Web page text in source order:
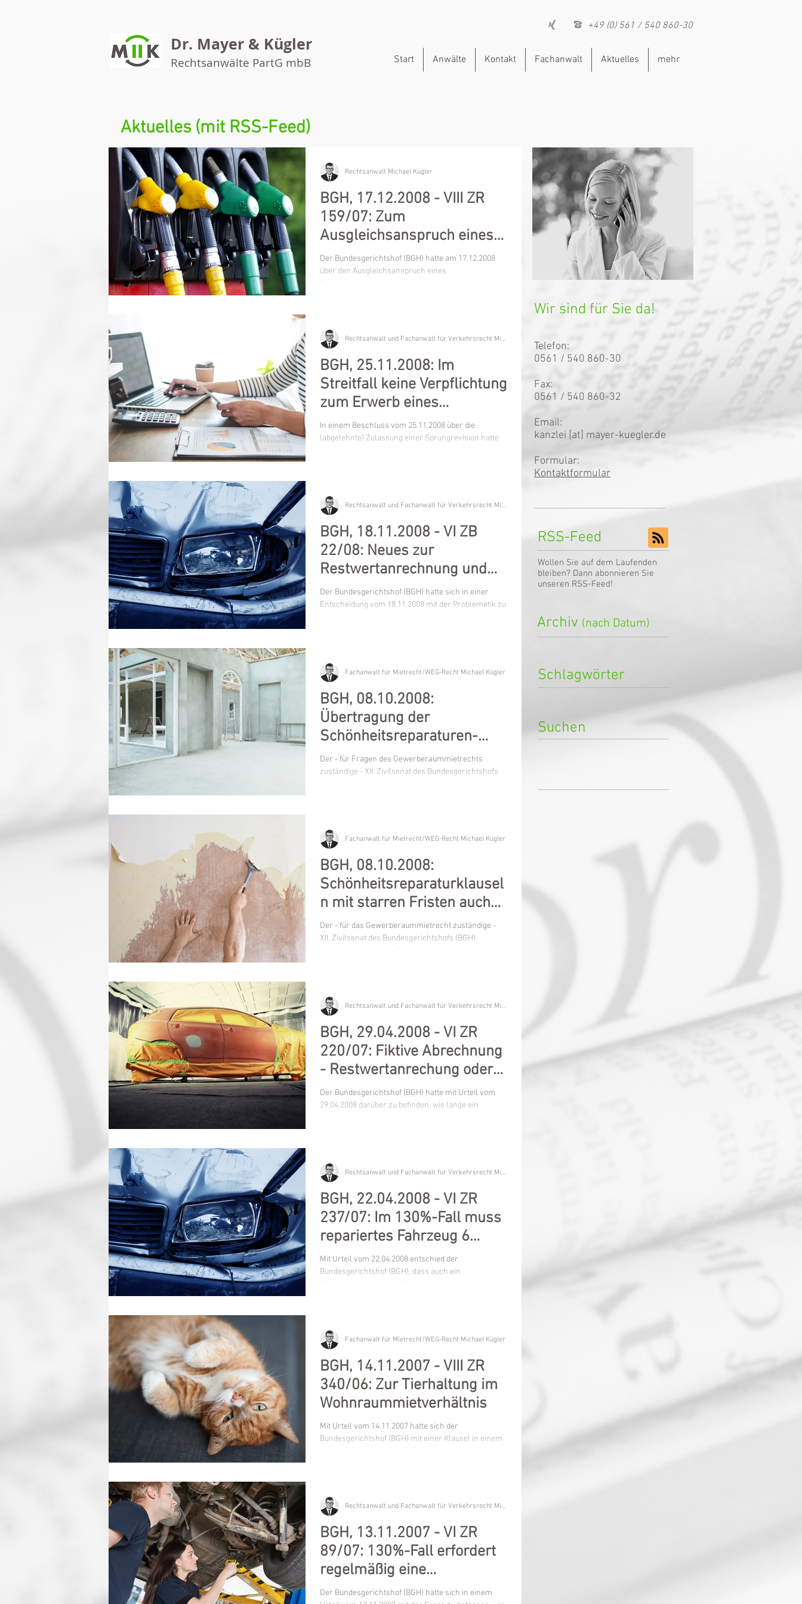
Dr. Mayer & Kügler
Rechtsanwälte PartG mbB
+49 (0) 561 / 540 860-30
Start Anwälte Kontakt Fachanwalt Aktuelles mehr
Aktuelles (mit RSS-Feed)
BGH, 17.12.2008 - VIII ZR
159/07: Zum
Ausgleichsanspruch eines
Tankstellenhalters
Der Bundesgerichtshof (BGH) hatte am 17.12.2008
über den Ausgleichsanspruch eines
Rechtsanwalt Michael Kügler
BGH, 25.11.2008: Im
Streitfall keine Verpflichtung
zum Erwerb eines
regelbesteuerten
Ersatzfahrzeugs
In einem Beschluss vom 25.11.2008 über die
(abgelehnte) Zulassung einer Sprungrevision hatte
Rechtsanwalt und Fachanwalt für Verkehrsrecht Michael Kügler
BGH, 18.11.2008 - VI ZB
22/08: Neues zur
Restwertanrechnung und
Weiternutzung von sechs
Monaten
Der Bundesgerichtshof (BGH) hatte sich in einer
Entscheidung vom 18.11.2008 mit der Problematik zu
Rechtsanwalt und Fachanwalt für Verkehrsrecht Michael Kügler
BGH, 08.10.2008:
Übertragung der
Schönheitsreparaturen-
Rechtsprechung
(Wohnraum) auf
Der - für Fragen des Gewerberaummietrechts
zuständige - XII. Zivilsenat des Bundesgerichtshofs
Fachanwalt für Mietrecht/WEG-Recht Michael Kügler
BGH, 08.10.2008:
Schönheitsreparaturklausel
n mit starren Fristen auch
bei Gewerberaummiete
unwirksam
Der - für das Gewerberaummietrecht zuständige -
XII. Zivilsenat des Bundesgerichtshofs (BGH)
Fachanwalt für Mietrecht/WEG-Recht Michael Kügler
BGH, 29.04.2008 - VI ZR
220/07: Fiktive Abrechnung
- Restwertanrechung oder
Weiternutzung?
Der Bundesgerichtshof (BGH) hatte mit Urteil vom
29.04.2008 darüber zu befinden, wie lange ein
Rechtsanwalt und Fachanwalt für Verkehrsrecht Michael Kügler
BGH, 22.04.2008 - VI ZR
237/07: Im 130%-Fall muss
repariertes Fahrzeug 6
Monate genutzt werden
Mit Urteil vom 22.04.2008 entschied der
Bundesgerichtshof (BGH), dass auch ein
Rechtsanwalt und Fachanwalt für Verkehrsrecht Michael Kügler
BGH, 14.11.2007 - VIII ZR
340/06: Zur Tierhaltung im
Wohnraummietverhältnis
Mit Urteil vom 14.11.2007 hatte sich der
Bundesgerichtshof (BGH) mit einer Klausel in einem
Fachanwalt für Mietrecht/WEG-Recht Michael Kügler
BGH, 13.11.2007 - VI ZR
89/07: 130%-Fall erfordert
regelmäßig eine
Weiternutzung des
Der Bundesgerichtshof (BGH) hatte sich in einem
Rechtsanwalt und Fachanwalt für Verkehrsrecht Michael Kügler
Wir sind für Sie da!
Telefon:
0561 / 540 860-30
Fax:
0561 / 540 860-32
Email:
kanzlei [at] mayer-kuegler.de
Formular:
Kontaktformular
RSS-Feed
Wollen Sie auf dem Laufenden
bleiben? Dann abonnieren Sie
unseren RSS-Feed!
Archiv (nach Datum)
Schlagwörter
Suchen